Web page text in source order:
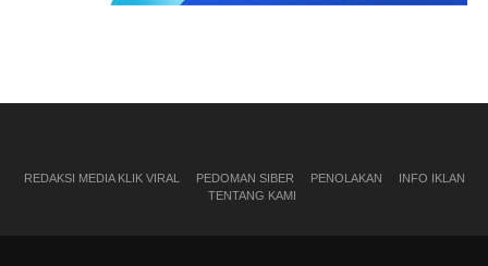
REDAKSI MEDIA KLIK VIRAL PEDOMAN SIBER PENOLAKAN
INFO IKLAN
TENTANG KAMI